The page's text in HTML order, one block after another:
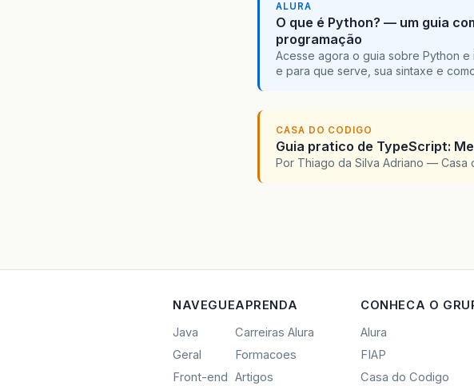
ALURA
O que é Python? — um guia
programação
Acesse agora o guia sobre Python
e para que serve, sua sintaxe e
CASA DO CODIGO
Guia pratico de TypeScript:
Por Thiago da Silva Adriano — Casa
NAVEGUE
Java
Geral
Front-end
APRENDA
Carreiras Alura
Formacoes
Artigos
CONHECA O
Alura
FIAP
Casa do Codigo